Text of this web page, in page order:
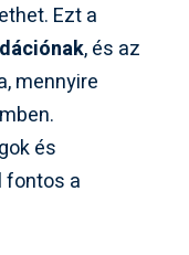
Ezt a
, és az
mennyire
és
fontos a